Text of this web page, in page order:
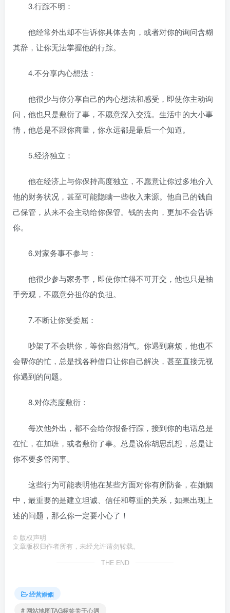
3.行踪不明：
他经常外出却不告诉你具体去向，或者对你的询问含糊
其辞，让你无法掌握他的行踪。
4.不分享内心想法：
他很少与你分享自己的内心想法和感受，即使你主动询
问，他也只是敷衍了事，不愿意深入交流。生活中的大小事
情，他总是不跟你商量，你永远都是最后一个知道。
5.经济独立：
他在经济上与你保持高度独立，不愿意让你过多地介入
他的财务状况，甚至可能隐瞒一些收入来源。他自己的钱自
己保管，从来不会主动给你保管。钱的去向，更加不会告诉
你。
6.对家务事不参与：
他很少参与家务事，即使你忙得不可开交，他也只是袖
手旁观，不愿意分担你的负担。
7.不断让你受委屈：
吵架了不会哄你，等你自然消气。你遇到麻烦，他也不
会帮你的忙，总是找各种借口让你自己解决，甚至直接无视
你遇到的问题。
8.对你态度敷衍：
每次他外出，都不会给你报备行踪，接到你的电话总是
在忙，在加班，或者敷衍了事。总是说你胡思乱想，总是让
你不要多管闲事。
这些行为可能表明他在某些方面对你有所防备，在婚姻
中，最重要的是建立坦诚、信任和尊重的关系，如果出现上
述的问题，那么你一定要小心了！
© 版权声明
文章版权归作者所有，未经允许请勿转载。
THE END
经营婚姻
# 网站地图TAG标签关于心遇